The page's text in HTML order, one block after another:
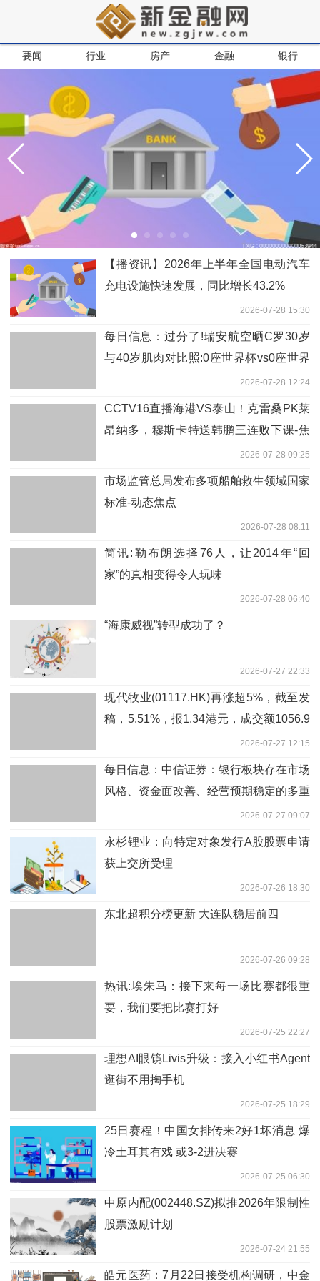
要闻 行业 房产 金融 银行
【播资讯】2026年上半年全国电动汽车
充电设施快速发展，同比增长43.2%
2026-07-28 15:30
每日信息：过分了!瑞安航空晒C罗30岁
与40岁肌肉对比照:0座世界杯vs0座世界
2026-07-28 12:24
CCTV16直播海港VS泰山！克雷桑PK莱
昂纳多，穆斯卡特送韩鹏三连败下课-焦
2026-07-28 09:25
市场监管总局发布多项船舶救生领域国家
标准-动态焦点
2026-07-28 08:11
简讯:勒布朗选择76人，让2014年“回
家”的真相变得令人玩味
2026-07-28 06:40
“海康威视”转型成功了？
2026-07-27 22:33
现代牧业(01117.HK)再涨超5%，截至发
稿，5.51%，报1.34港元，成交额1056.9
2026-07-27 12:15
每日信息：中信证券：银行板块存在市场
风格、资金面改善、经营预期稳定的多重
2026-07-27 09:07
永杉锂业：向特定对象发行A股股票申请
获上交所受理
2026-07-26 18:30
东北超积分榜更新 大连队稳居前四
2026-07-26 09:28
热讯:埃朱马：接下来每一场比赛都很重
要，我们要把比赛打好
2026-07-25 22:27
理想AI眼镜Livis升级：接入小红书Agent
逛街不用掏手机
2026-07-25 18:29
25日赛程！中国女排传来2好1坏消息 爆
冷土耳其有戏 或3-2进决赛
2026-07-25 06:30
中原内配(002448.SZ)拟推2026年限制性
股票激励计划
2026-07-24 21:55
皓元医药：7月22日接受机构调研，中金